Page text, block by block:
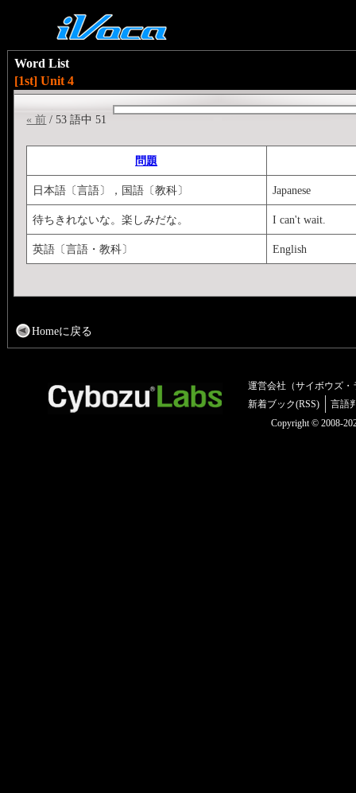
Word List
[1st] Unit 4
« 前 / 53 語中 51
問題
日本語〔言語〕，国語〔教科〕 Japanese
待ちきれないな。楽しみだな。 I can't wait.
英語〔言語・教科〕 English
Homeに戻る
運営会社（サイボウズ・
新着ブック(RSS)
言語
Copyright © 2008-